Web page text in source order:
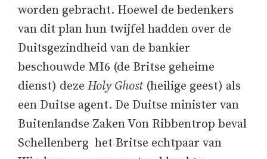
worden gebracht. Hoewel de bedenkers
van dit plan hun twijfel hadden over de
Duitsgezindheid van de bankier
beschouwde MI6 (de Britse geheime
dienst) deze Holy Ghost(heilige geest) als
een Duitse agent. De Duitse minister van
Buitenlandse Zaken Von Ribbentrop beval
Schellenberg het Britse echtpaar van